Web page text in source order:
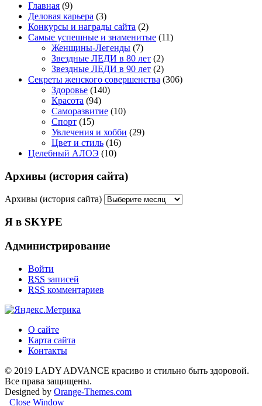
Главная (9)
Деловая карьера (3)
Конкурсы и награды сайта (2)
Самые успешные и знаменитые (11)
Женщины-Легенды (7)
Звездные ЛЕДИ в 80 лет (2)
Звездные ЛЕДИ в 90 лет (2)
Секреты женского совершенства (306)
Здоровье (140)
Красота (94)
Саморазвитие (10)
Спорт (15)
Увлечения и хобби (29)
Цвет и стиль (16)
Целебный АЛОЭ (10)
Архивы (история сайта)
Архивы (история сайта)
Я в SKYPE
Администрирование
Войти
RSS записей
RSS комментариев
О сайте
Карта сайта
Контакты
© 2019 LADY ADVANCE красиво и стильно быть здоровой.
Все права защищены.
Designed by Orange-Themes.com
Close Window